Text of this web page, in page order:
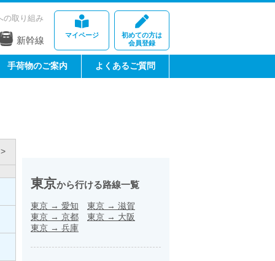
マイページ
初めての方は
会員登録
の取り組み
新幹線
手荷物のご案内 よくあるご質問
東京から行ける路線一覧
東京 → 愛知 東京 → 滋賀
東京 → 京都 東京 → 大阪
東京 → 兵庫